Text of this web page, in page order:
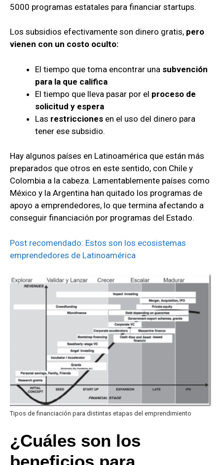
5000 programas estatales para financiar startups.
Los subsidios efectivamente son dinero gratis, pero
vienen con un costo oculto:
El tiempo que toma encontrar una subvención
para la que califica
El tiempo que lleva pasar por el proceso de
solicitud y espera
Las restricciones en el uso del dinero para
tener ese subsidio.
Hay algunos países en Latinoamérica que están más
preparados que otros en este sentido, con Chile y
Colombia a la cabeza. Lamentablemente países como
México y la Argentina han quitado los programas de
apoyo a emprendedores, lo que termina afectando a
conseguir financiación por programas del Estado.
Post recomendado: Estos son los ecosistemas
emprendedores de Latinoamérica
Tipos de financiación para distintas etapas del emprendimiento
¿Cuáles son los